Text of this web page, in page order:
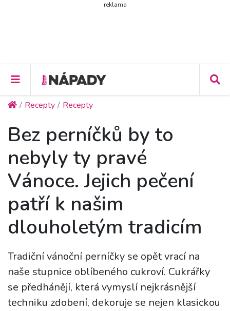
reklama
Recepty Recepty
Bez perníčků by to
nebyly ty pravé
Vánoce. Jejich pečení
patří k našim
dlouholetým tradicím
Tradiční vánoční perníčky se opět vrací na
naše stupnice oblíbeného cukroví. Cukrářky
se předhánějí, která vymyslí nejkrásnější
techniku zdobení, dekoruje se nejen klasickou